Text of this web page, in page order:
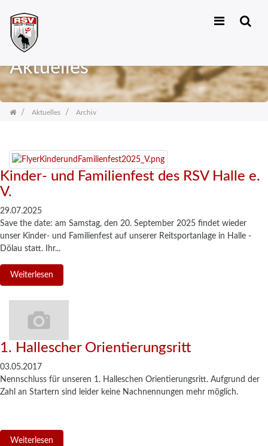
Zum
springen
Aktuelles
Aktuelles Archiv
Kinder- und Familienfest des RSV Halle e.
V.
29.07.2025
Save the date: am Samstag, den 20. September 2025 findet wieder
unser Kinder- und Familienfest auf unserer Reitsportanlage in Halle -
Dölau statt. Ihr...
Weiterlesen
1. Hallescher Orientierungsritt
03.05.2017
Nennschluss für unseren 1. Halleschen Orientierungsritt. Aufgrund der
Zahl an Startern sind leider keine Nachnennungen mehr möglich.
Weiterlesen